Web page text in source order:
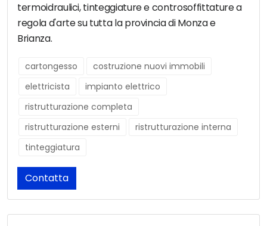
termoidraulici, tinteggiature e controsoffittature a
regola d'arte su tutta la provincia di Monza e
Brianza.
cartongesso
costruzione nuovi immobili
elettricista
impianto elettrico
ristrutturazione completa
ristrutturazione esterni
ristrutturazione interna
tinteggiatura
Contatta